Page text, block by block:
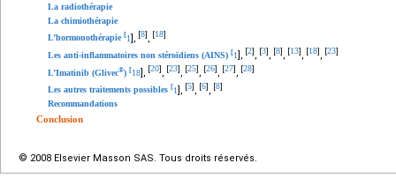
La radiothérapie
La chimiothérapie
L’hormonothérapie [1], [8] [18]
Les anti-inflammatoires non stéroïdiens (AINS) [1], [2] , [3] , [8] , [13] , [18] , [23]
L’Imatinib (Glivec®) [18], [20] [23] [25] [26] [27] [28]
Les autres traitements possibles [1], [5] [6] [8]
Recommandations
Conclusion
© 2008 Elsevier Masson SAS. Tous droits réservés.